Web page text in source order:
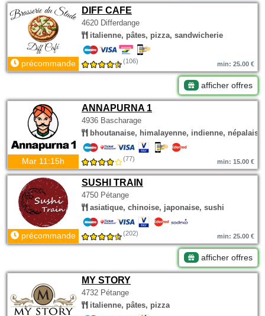
DIFF CAFE
4620 Differdange
italienne, pâtes, pizza, sandwicherie
précommande (106) min: 25.00 €
afficher offres
ANNAPURNA 1
4936 Bascharage
bhoutanaise, himalayenne, indienne, népalaise
Mar 11:15h (77) min: 15.00 €
SUSHI TRAIN
4750 Pétange
asiatique, chinoise, japonaise, sushi
précommande (202) min: 25.00 €
afficher offres
MY STORY
4732 Pétange
italienne, pâtes, pizza